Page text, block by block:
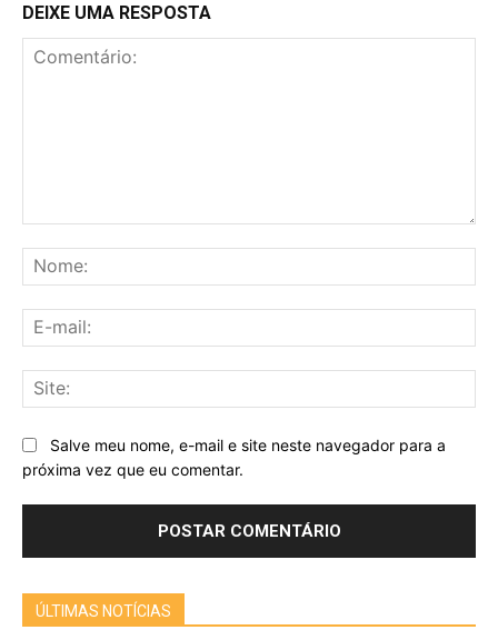
DEIXE UMA RESPOSTA
Salve meu nome, e-mail e site neste navegador para a
próxima vez que eu comentar.
ÚLTIMAS NOTÍCIAS